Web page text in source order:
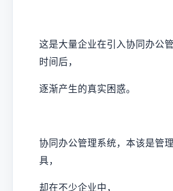
这是大量企业在引入协同办公
时间后，
逐渐产生的真实困惑。
协同办公管理系统，本该是管
具，
却在不少企业中，